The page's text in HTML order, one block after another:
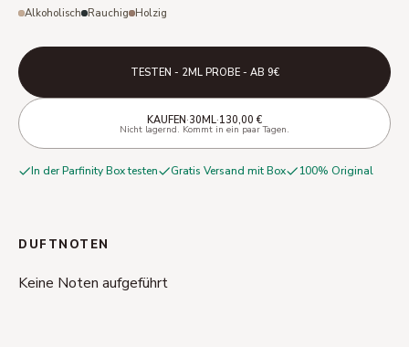
Alkoholisch Rauchig Holzig
TESTEN - 2ML PROBE - AB 9€
KAUFEN·30ML·130,00 €
Nicht lagernd. Kommt in ein paar Tagen.
In der Parfinity Box testen Gratis Versand mit Box 100% Original
DUFTNOTEN
Keine Noten aufgeführt